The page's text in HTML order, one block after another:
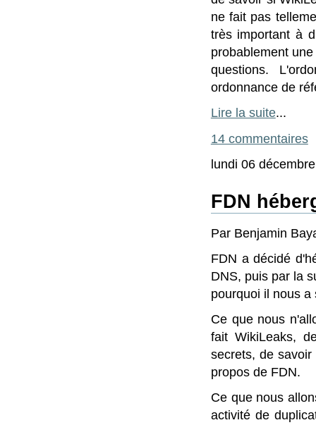
ne fait pas
très important à
probablement
questions.
ordonnance de
Lire la suite...
14 commentaires
lundi 06
FDN
Par Benjamin
FDN a décidé
DNS, puis par la
pourquoi il nous
Ce que nous
fait WikiLeaks,
secrets, de
propos de FDN.
Ce que nous
activité de